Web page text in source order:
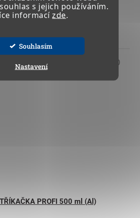
s jejich používáním.
informacízde.
Souhlasím
Nastavení
PROFI 500 ml (Al)
04 200